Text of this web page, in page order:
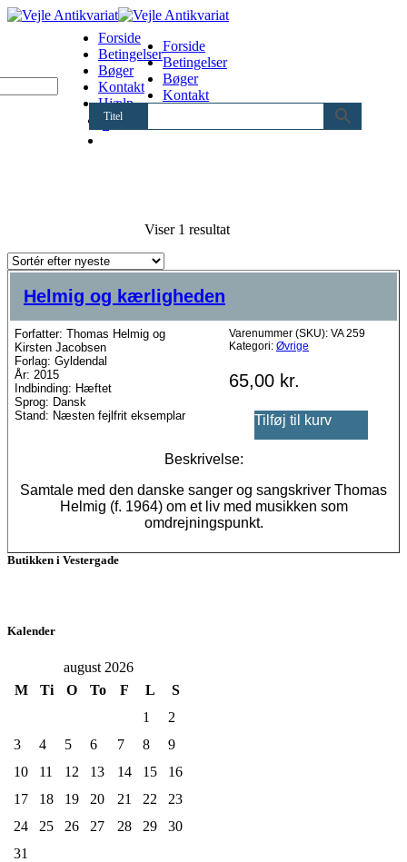
Titel
Forside
Betingelser
Bøger
Kontakt
Hjælp
Forside
Betingelser
Bøger
Kontakt
Viser 1 resultat
Helmig og kærligheden
Forfatter: Thomas Helmig og
Kirsten Jacobsen
Forlag: Gyldendal
År: 2015
Indbinding: Hæftet
Sprog: Dansk
Stand: Næsten fejlfrit eksemplar
Varenummer (SKU): VA 259
Kategori: Øvrige
65,00 kr.
Tilføj til kurv
Beskrivelse:
Samtale med den danske sanger og sangskriver Thomas
Helmig (f. 1964) om et liv med musikken som
omdrejningspunkt.
Butikken i Vestergade
Kalender
august 2026
M
Ti O To F L
S
1
2
3
4 5 6 7 8
9
10
11 12 13 14 15
16
17
18 19 20 21 22
23
24
25 26 27 28 29
30
31